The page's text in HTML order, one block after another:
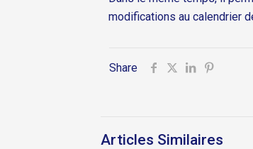
modifications au calendrier
Share
Articles Similaires